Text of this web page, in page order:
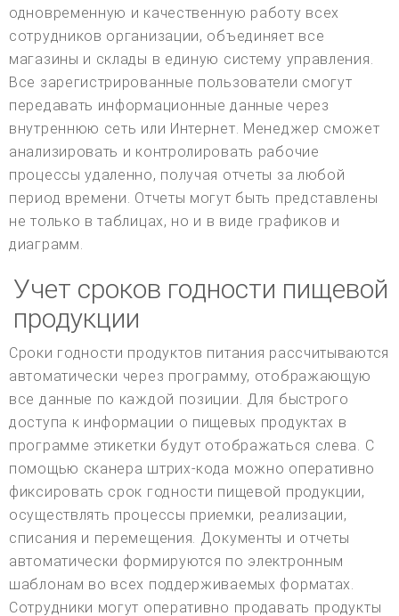
одновременную и качественную работу всех
сотрудников организации, объединяет все
магазины и склады в единую систему управления.
Все зарегистрированные пользователи смогут
передавать информационные данные через
внутреннюю сеть или Интернет. Менеджер сможет
анализировать и контролировать рабочие
процессы удаленно, получая отчеты за любой
период времени. Отчеты могут быть представлены
не только в таблицах, но и в виде графиков и
диаграмм.
Учет сроков годности пищевой
продукции
Сроки годности продуктов питания рассчитываются
автоматически через программу, отображающую
все данные по каждой позиции. Для быстрого
доступа к информации о пищевых продуктах в
программе этикетки будут отображаться слева. С
помощью сканера штрих-кода можно оперативно
фиксировать срок годности пищевой продукции,
осуществлять процессы приемки, реализации,
списания и перемещения. Документы и отчеты
автоматически формируются по электронным
шаблонам во всех поддерживаемых форматах.
Сотрудники могут оперативно продавать продукты